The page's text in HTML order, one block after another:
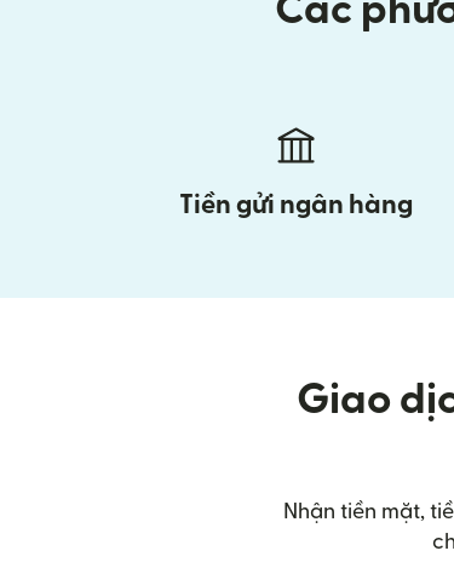
Các
Tiền gửi ngân hàng
Giao
Nhận tiền mặt,